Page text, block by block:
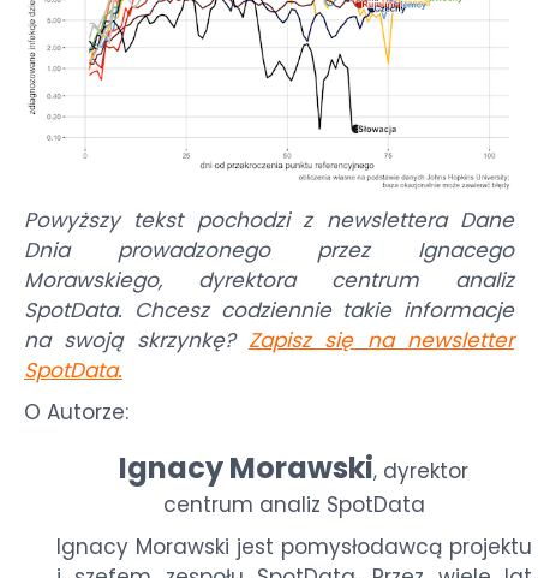
Powyższy tekst pochodzi z newslettera Dane
Dnia prowadzonego przez Ignacego
Morawskiego, dyrektora centrum analiz
SpotData. Chcesz codziennie takie informacje
na swoją skrzynkę? Zapisz się na newsletter
SpotData.
O Autorze:
Ignacy Morawski, dyrektor
centrum analiz SpotData
Ignacy Morawski jest pomysłodawcą projektu